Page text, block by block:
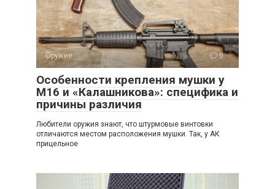
Оружие 0
Особенности крепления мушки у
М16 и «Калашникова»: специфика и
причины различия
Любители оружия знают, что штурмовые винтовки
отличаются местом расположения мушки. Так, у АК
прицельное